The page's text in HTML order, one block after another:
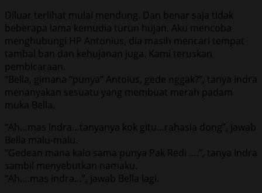
Diluar terlihat mulai mendung. Dan benar saja tidak
beberapa lama kemudia turun hujan. Aku mencoba
menghubungi HP Antonius, dia masih mencari tempat
tambal ban dan kehujanan juga. Kami teruskan
pembicaraan.
“Bella, gimana “punya” Antoius, gede nggak?”, tanya Indra
menanyakan sesuatu yang membuat merah padam
muka Bella.
“Ah…mas Indra…tanyanya kok gitu…rahasia dong”, jawab
Bella malu-malu.
“Gedean mana kalo sama punya Pak Redi ….”, tanya Indra
sambil menyebutkan namaku.
“Ah….mas Indra…”, jawab Bella lagi.